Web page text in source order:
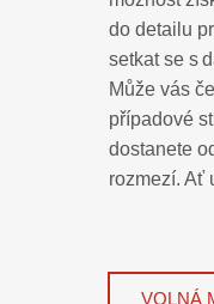
do detailu
setkat se s
Může vás
případové
dostanete
rozmezí. Ať
VOLNÁ